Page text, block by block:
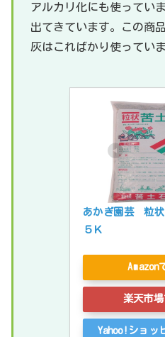
アルカリ化にも使ってい
出てきています。この商
灰はこればかり使っていま
あかぎ園芸　粒
５Ｋ
Amazon
楽天市
Yahoo!ショッ